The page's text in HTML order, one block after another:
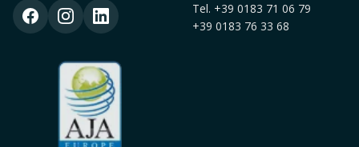
Tel. +39 0183 71 06 79
+39 0183 76 33 68